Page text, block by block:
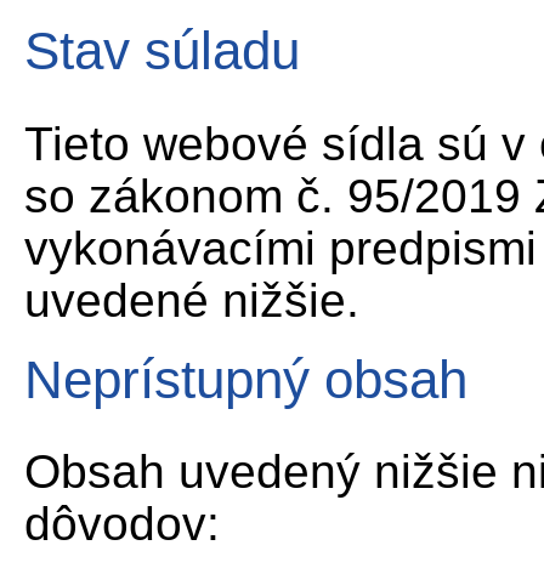
Stav súladu
Tieto webové sídla sú
so zákonom č. 95/2019
vykonávacími
uvedené nižšie.
Neprístupný obsah
Obsah uvedený nižšie
dôvodov: